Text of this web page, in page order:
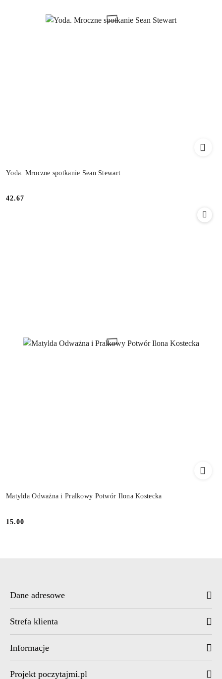
Yoda. Mroczne spotkanie Sean Stewart
42.67
Matylda Odważna i Pralkowy Potwór Ilona Kostecka
Cena:
15.00
Dane adresowe
Strefa klienta
Informacje
Projekt poczytajmi.pl